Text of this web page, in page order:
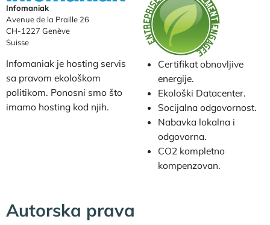
Infomaniak
Avenue de la Praille 26
CH-1227 Genève
Suisse
Infomaniak je hosting servis
sa pravom ekološkom
politikom. Ponosni smo što
imamo hosting kod njih.
Certifikat obnovljive
energije.
Ekološki Datacenter.
Socijalna odgovornost.
Nabavka lokalna i
odgovorna.
CO2 kompletno
kompenzovan.
Autorska prava